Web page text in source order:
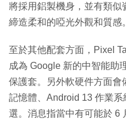
將採用鋁製機身，並有類似
締造柔和的啞光外觀和質感。
至於其他配套方面，Pixel
成為 Google 新的中智能助
保護套。另外軟硬件方面會
記憶體、Android 13 作業
選。消息指當中有可能於 6